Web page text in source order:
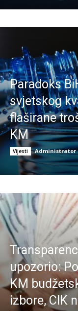
Paradoks
svjetskog
flaširane
KM
Vijesti Administrator
upozorio:
KM
izbore, CIK